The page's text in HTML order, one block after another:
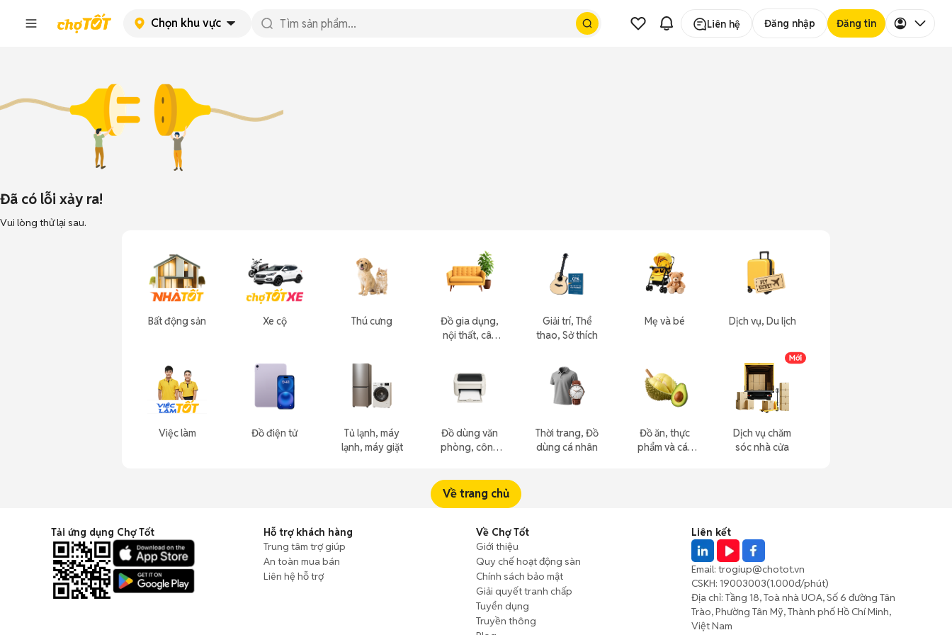
Chọn khu vực Liên hệ Đăng nhập Đăng tin
Đã có lỗi xảy ra!
Vui lòng thử lại sau.
Bất động sản
Việc làm
Xe cộ
Đồ điện tử
Thú cưng
Tủ lạnh, máy
lạnh, máy giặt
Đồ gia dụng,
nội thất, cây
Đồ dùng văn
phòng, công
Giải trí, Thể
thao, Sở thích
Thời trang, Đồ
dùng cá nhân
Mẹ và bé
Đồ ăn, thực
phẩm và các
Dịch vụ, Du lịch
Dịch vụ chăm
sóc nhà cửa
Về trang chủ
Tải ứng dụng Chợ Tốt
Hỗ trợ khách hàng
Trung tâm trợ giúp
An toàn mua bán
Liên hệ hỗ trợ
Về Chợ Tốt
Giới thiệu
Quy chế hoạt động sàn
Chính sách bảo mật
Giải quyết tranh chấp
Tuyển dụng
Truyền thông
Liên kết
Email: trogiup@chotot.vn
CSKH: 19003003(1.000đ/phút)
Địa chỉ: Tầng 18, Toà nhà UOA, Số 6 đường Tân
Trào, Phường Tân Mỹ, Thành phố Hồ Chí Minh,
Việt Nam